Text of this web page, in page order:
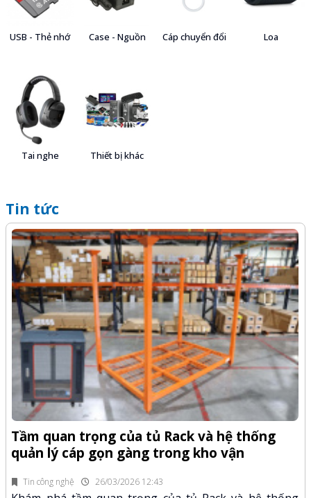
USB - Thẻ nhớ Case - Nguồn Cáp chuyển đổi Loa
Tai nghe Thiết bị khác
Tin tức
Tin công nghệ 26/03/2026 12:43
Tầm quan trọng của tủ Rack và hệ thống
quản lý cáp gọn gàng trong kho vận